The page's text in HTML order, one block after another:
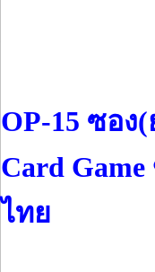
OP-15 ซอง(
Card
ไทย